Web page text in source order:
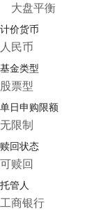
大盘平衡
计价货币
人民币
基金类型
股票型
单日申购限额
无限制
赎回状态
可赎回
托管人
工商银行